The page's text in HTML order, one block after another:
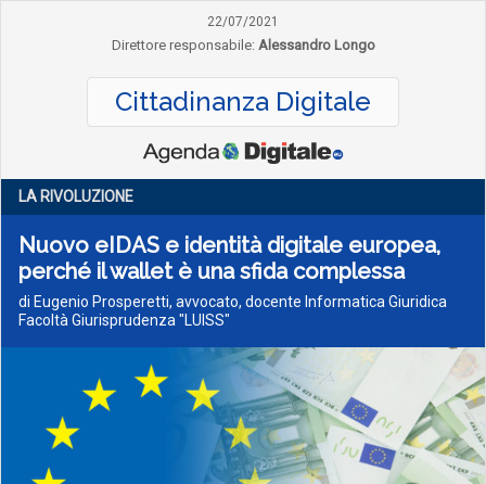
22/07/2021
Direttore responsabile: Alessandro Longo
Cittadinanza Digitale
LA RIVOLUZIONE
Nuovo eIDAS e identità digitale europea,
perché il wallet è una sfida complessa
di Eugenio Prosperetti, avvocato, docente Informatica Giuridica
Facoltà Giurisprudenza "LUISS"